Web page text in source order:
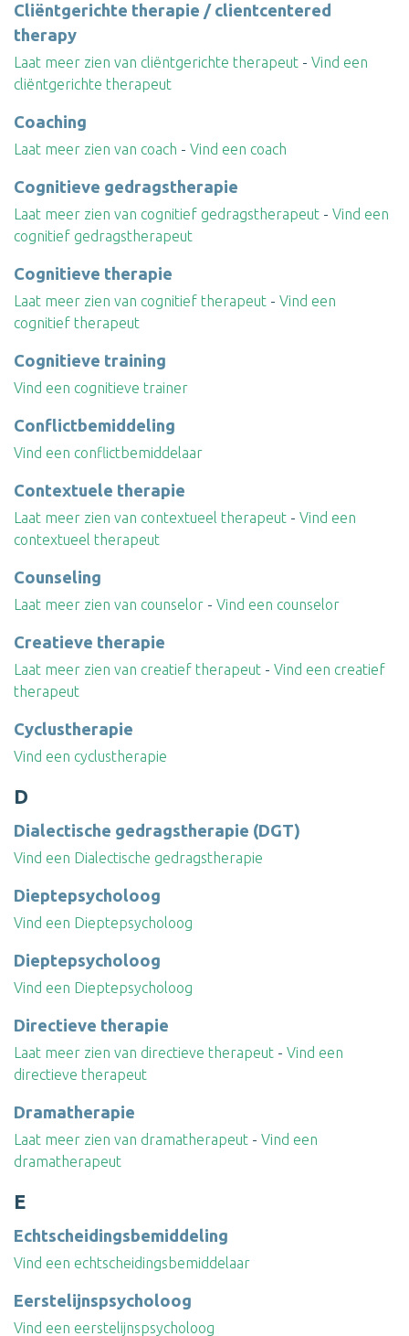
Cliëntgerichte therapie / clientcentered
therapy
Laat meer zien van cliëntgerichte therapeut - Vind een
cliëntgerichte therapeut
Coaching
Laat meer zien van coach - Vind een coach
Cognitieve gedragstherapie
Laat meer zien van cognitief gedragstherapeut - Vind een
cognitief gedragstherapeut
Cognitieve therapie
Laat meer zien van cognitief therapeut - Vind een
cognitief therapeut
Cognitieve training
Vind een cognitieve trainer
Conflictbemiddeling
Vind een conflictbemiddelaar
Contextuele therapie
Laat meer zien van contextueel therapeut - Vind een
contextueel therapeut
Counseling
Laat meer zien van counselor - Vind een counselor
Creatieve therapie
Laat meer zien van creatief therapeut - Vind een creatief
therapeut
Cyclustherapie
Vind een cyclustherapie
D
Dialectische gedragstherapie (DGT)
Vind een Dialectische gedragstherapie
Dieptepsycholoog
Vind een Dieptepsycholoog
Dieptepsycholoog
Vind een Dieptepsycholoog
Directieve therapie
Laat meer zien van directieve therapeut - Vind een
directieve therapeut
Dramatherapie
Laat meer zien van dramatherapeut - Vind een
dramatherapeut
E
Echtscheidingsbemiddeling
Vind een echtscheidingsbemiddelaar
Eerstelijnspsycholoog
Vind een eerstelijnspsycholoog